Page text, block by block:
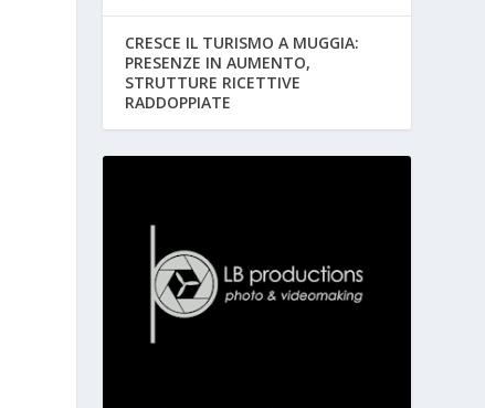
CRESCE IL TURISMO A MUGGIA:
PRESENZE IN AUMENTO,
STRUTTURE RICETTIVE
RADDOPPIATE